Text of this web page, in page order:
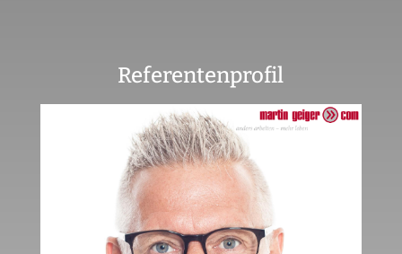
Referentenprofil